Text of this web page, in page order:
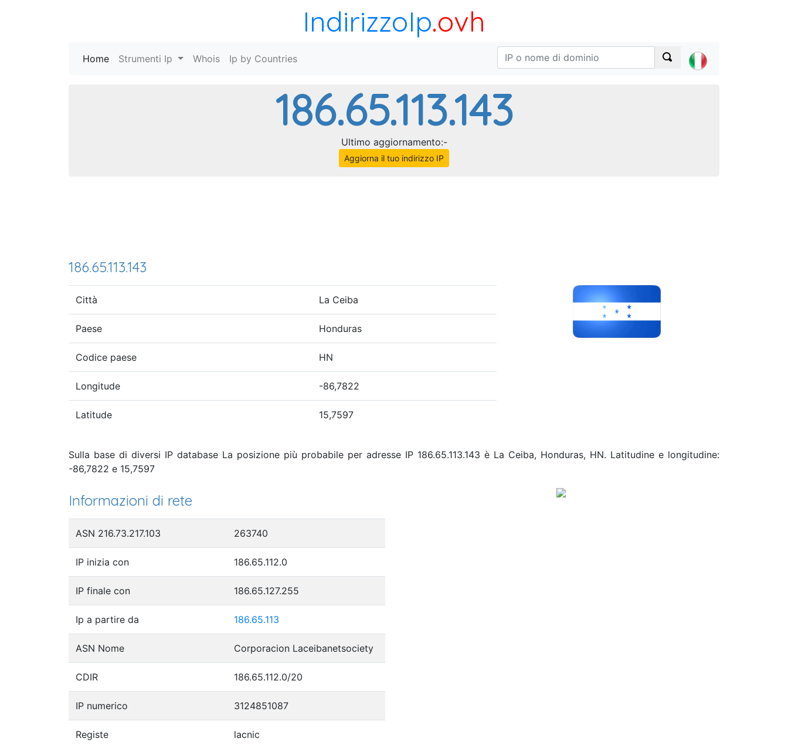
IndirizzoIp.ovh
Home (current)
Strumenti Ip Whois Ip by Countries
186.65.113.143
Ultimo aggiornamento:-
Aggiorna il tuo indirizzo IP
186.65.113.143
Città La Ceiba
Paese Honduras
Codice paese HN
Longitude -86,7822
Latitude 15,7597
Sulla base di diversi IP database La posizione più probabile per adresse IP 186.65.113.143 è La Ceiba, Honduras, HN. Latitudine e longitudine:
-86,7822 e 15,7597
Informazioni di rete
ASN 216.73.217.103 263740
IP inizia con 186.65.112.0
IP finale con 186.65.127.255
Ip a partire da 186.65.113
ASN Nome Corporacion Laceibanetsociety
CDIR 186.65.112.0/20
IP numerico 3124851087
Registe lacnic